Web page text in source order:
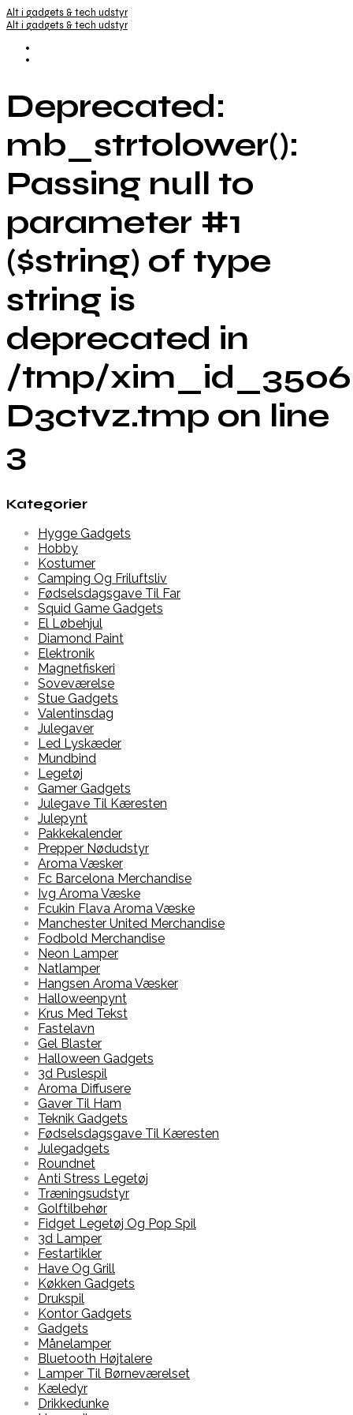
Alt i gadgets & tech udstyr
Alt i gadgets & tech udstyr
Deprecated:
mb_strtolower():
Passing null to
parameter #1
($string) of type
string is
deprecated in
/tmp/
D3ctvz.tmp on line
3
Kategorier
Hygge Gadgets
Hobby
Kostumer
Camping Og Friluftsliv
Fødselsdagsgave Til Far
Squid Game Gadgets
El Løbehjul
Diamond Paint
Elektronik
Magnetfiskeri
Soveværelse
Stue Gadgets
Valentinsdag
Julegaver
Led Lyskæder
Mundbind
Legetøj
Gamer Gadgets
Julegave Til Kæresten
Julepynt
Pakkekalender
Prepper Nødudstyr
Aroma Væsker
Fc Barcelona Merchandise
Ivg Aroma Væske
Fcukin Flava Aroma Væske
Manchester United Merchandise
Fodbold Merchandise
Neon Lamper
Natlamper
Hangsen Aroma Væsker
Halloweenpynt
Krus Med Tekst
Fastelavn
Gel Blaster
Halloween Gadgets
3d Puslespil
Aroma Diffusere
Gaver Til Ham
Teknik Gadgets
Fødselsdagsgave Til Kæresten
Julegadgets
Roundnet
Anti Stress Legetøj
Træningsudstyr
Golftilbehør
Fidget Legetøj Og Pop Spil
3d Lamper
Festartikler
Have Og Grill
Køkken Gadgets
Drukspil
Kontor Gadgets
Gadgets
Månelamper
Bluetooth Højtalere
Lamper Til Børneværelset
Kæledyr
Drikkedunke